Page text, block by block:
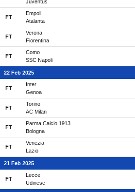
Juventus
FT
Empoli
Atalanta
FT
Verona
Fiorentina
FT
Como
SSC Napoli
22 Feb 2025
FT
Inter
Genoa
FT
Torino
AC Milan
FT
Parma Calcio 1913
Bologna
FT
Venezia
Lazio
21 Feb 2025
FT
Lecce
Udinese